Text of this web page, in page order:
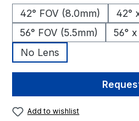
42° FOV (8.0mm)
42°
56° FOV (5.5mm)
56°
No Lens
Add to wishlist